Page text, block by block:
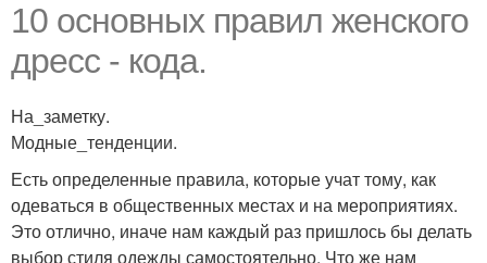
10 основных правил женского
дресс - кода.
На_заметку.
Модные_тенденции.
Есть определенные правила, которые учат тому, как
одеваться в общественных местах и на мероприятиях.
Это отлично, иначе нам каждый раз пришлось бы делать
выбор стиля одежды самостоятельно. Что же нам